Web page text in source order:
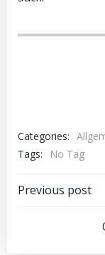
Categories:
Tags:
No Tag
Post
Previous post